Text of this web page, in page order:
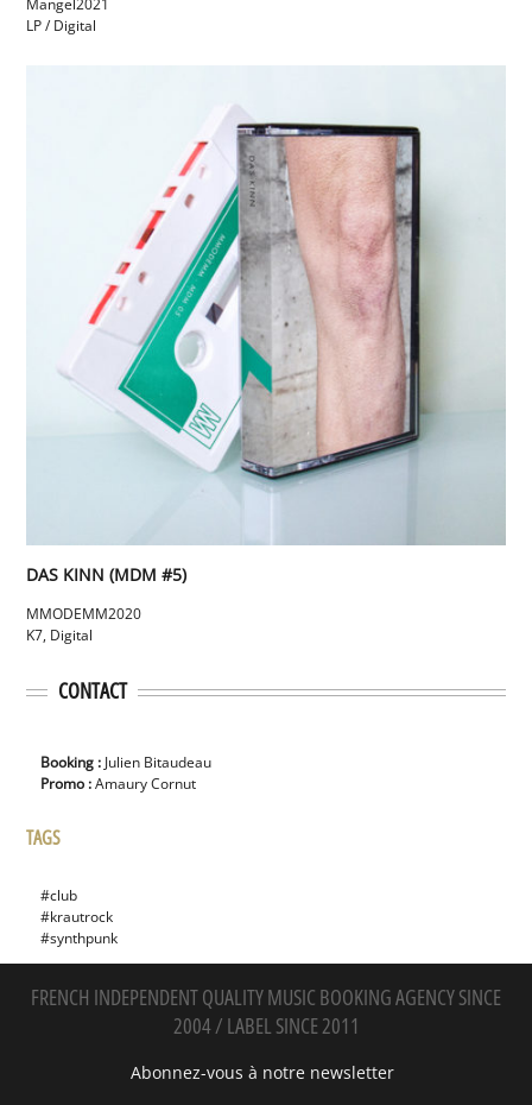
Mangel2021
LP / Digital
DAS KINN (MDM #5)
MMODEMM2020
K7, Digital
CONTACT
Booking : Julien Bitaudeau
Promo : Amaury Cornut
TAGS
#club
#krautrock
#synthpunk
FRENCH INDEPENDENT QUALITY MUSIC BOOKING AGENCY SINCE
2004 / LABEL SINCE 2011
Abonnez-vous à notre newsletter